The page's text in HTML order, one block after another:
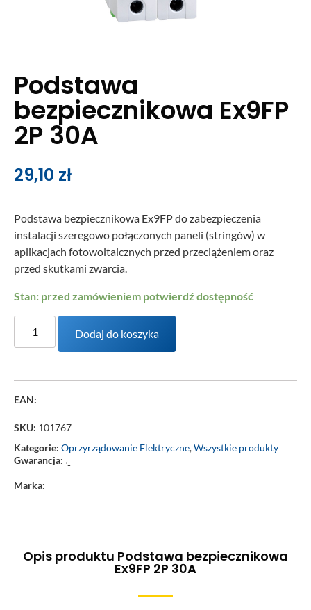
Podstawa
bezpiecznikowa Ex9FP
2P 30A
29,10 zł
Podstawa bezpiecznikowa Ex9FP do zabezpieczenia
instalacji szeregowo połączonych paneli (stringów) w
aplikacjach fotowoltaicznych przed przeciążeniem oraz
przed skutkami zwarcia.
Stan: przed zamówieniem potwierdź dostępność
Dodaj do koszyka
EAN:
SKU: 101767
Kategorie: Oprzyrządowanie Elektryczne,Wszystkie produkty
Gwarancja: ‘-
Marka:
Opis produktu Podstawa bezpiecznikowa
Ex9FP 2P 30A